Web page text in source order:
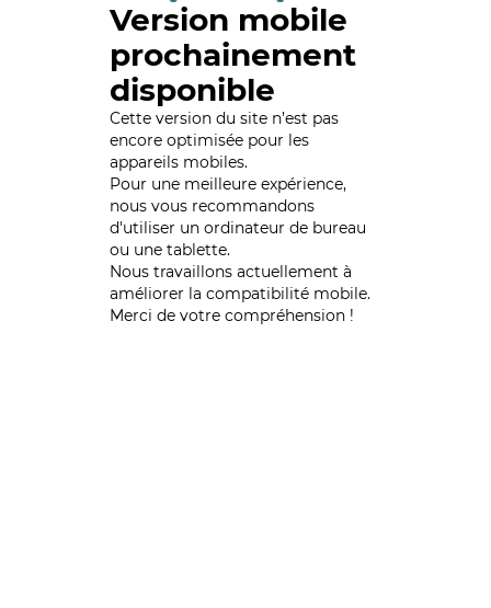
Version mobile
prochainement
disponible
Cette version du site n’est pas
encore optimisée pour les
appareils mobiles.
Pour une meilleure expérience,
nous vous recommandons
d'utiliser un ordinateur de bureau
ou une tablette.
Nous travaillons actuellement à
améliorer la compatibilité mobile.
Merci de votre compréhension !